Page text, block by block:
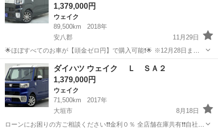
1,379,000円
ウェイク
89,500km
2018年
安八郡
11月29日
🌟ほぼすべてのお車が【頭金ゼロ円】で購入可能❗🌟 ※12月28日まで
の期間限定✨全てのお客様が対象❗ 「自社ローンプラン」頭金0円キャ
ンペーンを開催中❗ 当社の自社ローンプランはGPS（MCCS装置）が無
いこと...
岐阜 安八郡 ウェイク ローン
ダイハツ ウェイク Ｌ ＳＡ２
1,379,000円
ウェイク
71,500km
2017年
大垣市
8月18日
ローンにお困りの方ご相談ください❗️❗️金利０％ 全店舗在庫共有❗️❗️自社ロ